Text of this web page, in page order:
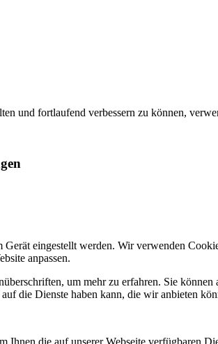
und fortlaufend verbessern zu können,
eingestellt werden. Wir verwenden
anpassen.
um mehr zu erfahren. Sie
die Dienste haben kann, die wir anbieten